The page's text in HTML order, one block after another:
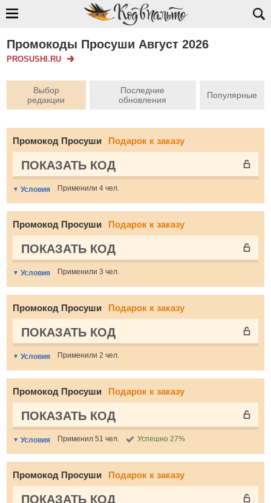
Промокоды Просуши Август 2026
PROSUSHI.RU
Выбор
редакции
Последние
обновления
Популярные
Промокод Просуши Подарок к заказу
ПОКАЗАТЬ КОД
Условия Применили 4 чел.
Промокод Просуши Подарок к заказу
ПОКАЗАТЬ КОД
Условия Применили 3 чел.
Промокод Просуши Подарок к заказу
ПОКАЗАТЬ КОД
Условия Применили 2 чел.
Промокод Просуши Подарок к заказу
ПОКАЗАТЬ КОД
Условия Применил 51 чел. Успешно 27%
Промокод Просуши Подарок к заказу
ПОКАЗАТЬ КОД